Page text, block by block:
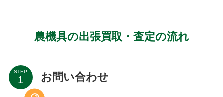
農機具の出張買取・査定の流れ
STEP お問い合わせ